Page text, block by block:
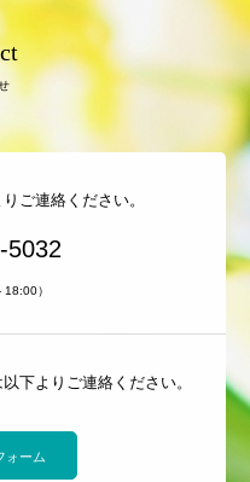
ご連絡ください。
5032
）
下よりご連絡ください。
ォーム
ィア
問